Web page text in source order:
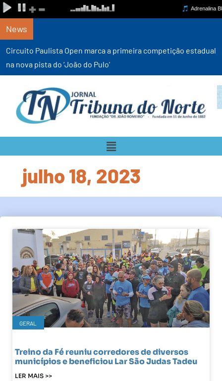
News
Circuito Paulista Open marca a primeira competição estadual
na nova pista do ‘João do Pulo’
julho 18, 2023
GERAL
Treino da Fé reuniu corredores de diversos
municípios e beneficiou Lar São Judas Tadeu
LER MAIS >>